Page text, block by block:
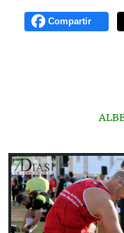
Compartir